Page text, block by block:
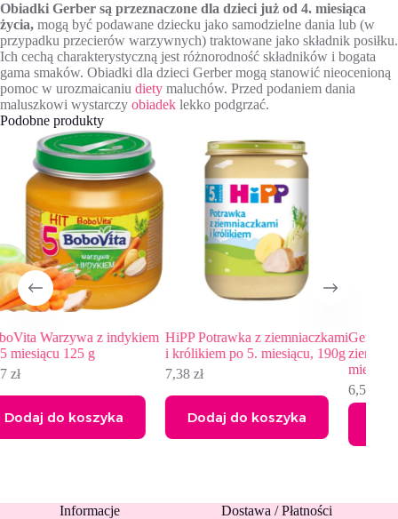
Obiadki Gerber są przeznaczone dla dzieci już od 4. miesiąca
życia, mogą być podawane dziecku jako samodzielne dania lub (w
przypadku przecierów warzywnych) traktowane jako składnik posiłku.
Ich cechą charakterystyczną jest różnorodność składników i bogata
gama smaków. Obiadki dla dzieci Gerber mogą stanowić nieocenioną
pomoc w urozmaicaniu diety maluchów. Przed podaniem dania
maluszkowi wystarczy obiadek lekko podgrzać.
Podobne produkty
HiPP Potrawka z ziemniaczkami
i królikiem po 5. miesiącu, 190g
7,38
Dodaj do koszyka
Gerber Organic Dynia słodki
ziemniak dla niemowląt po 4.
Dodaj do koszyka
Informacje Dostawa / Płatności